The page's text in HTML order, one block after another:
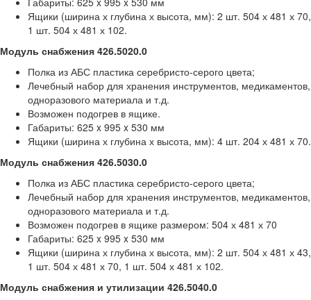
Ящики (ширина х глубина х высота, мм): 2 шт. 504 х 481 х 70,
1 шт. 504 х 481 х 102.
Модуль снабжения 426.5020.0
Полка из АБС пластика серебристо-серого цвета;
Лечебный набор для хранения инструментов, медикаментов,
одноразового материала и т.д.
Возможен подогрев в ящике.
Габариты: 625 x 995 x 530 мм
Ящики (ширина х глубина х высота, мм): 4 шт. 204 х 481 х 70.
Модуль снабжения 426.5030.0
Полка из АБС пластика серебристо-серого цвета;
Лечебный набор для хранения инструментов, медикаментов,
одноразового материала и т.д.
Возможен подогрев в ящике размером: 504 х 481 х 70
Габариты: 625 x 995 x 530 мм
Ящики (ширина х глубина х высота, мм): 2 шт. 504 х 481 х 43,
1 шт. 504 х 481 х 70, 1 шт. 504 х 481 х 102.
Модуль снабжения и утилизации 426.5040.0